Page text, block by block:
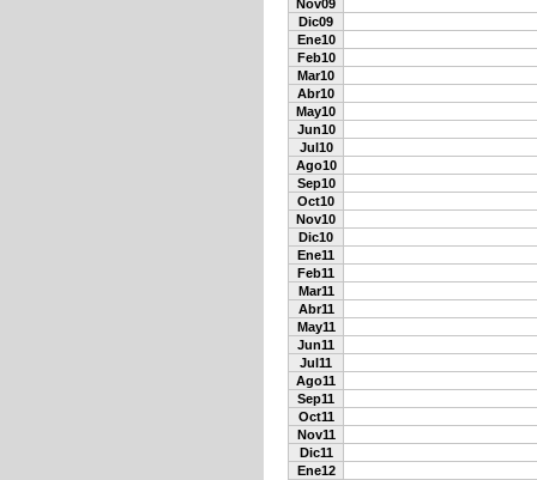
Nov09
Dic09
Ene10
Feb10
Mar10
Abr10
May10
Jun10
Jul10
Ago10
Sep10
Oct10
Nov10
Dic10
Ene11
Feb11
Mar11
Abr11
May11
Jun11
Jul11
Ago11
Sep11
Oct11
Nov11
Dic11
Ene12